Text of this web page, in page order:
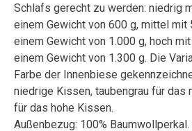
Schlafs gerecht zu werden: niedrig
einem Gewicht von 600 g, mittel mit
einem Gewicht von 1.000 g, hoch
einem Gewicht von 1.300 g. Die
Farbe der Innenbiese
niedrige Kissen, taubengrau für das
für das hohe Kissen.
Außenbezug: 100% Baumwollperkal.